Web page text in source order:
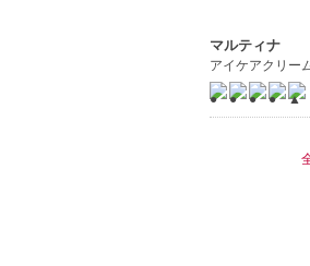
マルティナ
アイケアクリー